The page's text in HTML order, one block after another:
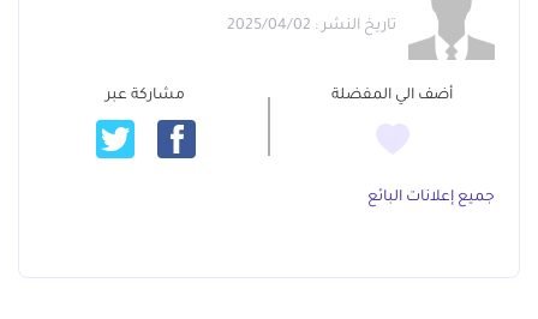
تاريخ النشر : 2025/04/02
أضف الي المفضلة مشاركة عبر
جميع إعلانات البائع